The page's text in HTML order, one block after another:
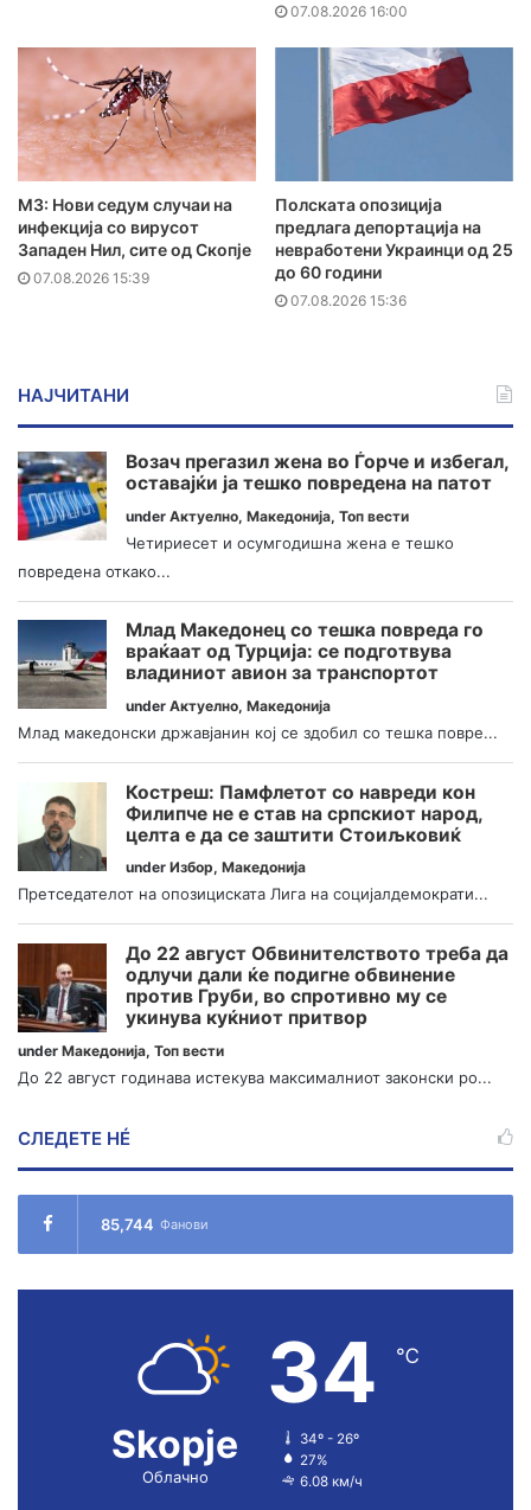
07.08.2026 16:00
МЗ: Нови седум случаи на
инфекција со вирусот
Западен Нил, сите од Скопје
07.08.2026 15:39
Полската опозиција
предлага депортација на
невработени Украинци од 25
до 60 години
07.08.2026 15:36
НАЈЧИТАНИ
Возач прегазил жена во Ѓорче и избегал,
оставајќи ја тешко повредена на патот
under Актуелно, Македонија, Топ вести
Четириесет и осумгодишна жена е тешко
повредена откако...
Млад Македонец со тешка повреда го
враќаат од Турција: се подготвува
владиниот авион за транспортот
under Актуелно, Македонија
Млад македонски државјанин кој се здобил со тешка повре...
Костреш: Памфлетот со навреди кон
Филипче не е став на српскиот народ,
целта е да се заштити Стоиљковиќ
under Избор, Македонија
Претседателот на опозициската Лига на социјалдемократи...
До 22 август Обвинителството треба да
одлучи дали ќе подигне обвинение
против Груби, во спротивно му се
укинува куќниот притвор
under Македонија, Топ вести
До 22 август годинава истекува максималниот законски ро...
СЛЕДЕТЕ НÉ
85,744 Фанови
Skopje
Облачно
34 ℃
34º - 26º
27%
6.08 км/ч